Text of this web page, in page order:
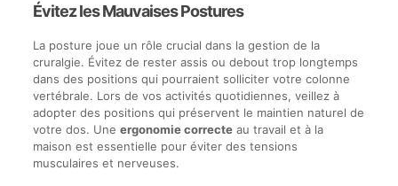
Évitez les Mauvaises Postures
La posture joue un rôle crucial dans la gestion de la
cruralgie. Évitez de rester assis ou debout trop longtemps
dans des positions qui pourraient solliciter votre colonne
vertébrale. Lors de vos activités quotidiennes, veillez à
adopter des positions qui préservent le maintien naturel de
votre dos. Une ergonomie correcteau travail et à la
maison est essentielle pour éviter des tensions
musculaires et nerveuses.